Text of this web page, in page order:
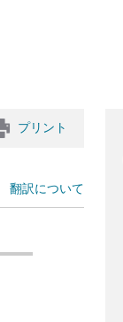
プリント
翻訳について